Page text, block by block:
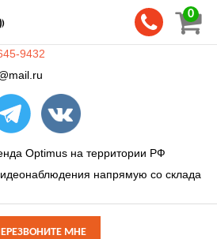
0
9432
Optimus на территории РФ
напрямую со склада
МНЕ